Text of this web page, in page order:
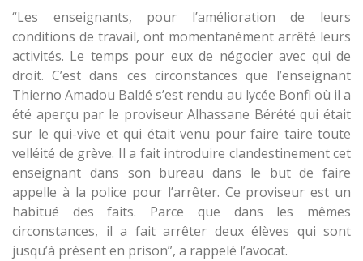
“Les enseignants, pour l’amélioration de leurs
conditions de travail, ont momentanément arrêté leurs
activités. Le temps pour eux de négocier avec qui de
droit. C’est dans ces circonstances que l’enseignant
Thierno Amadou Baldé s’est rendu au lycée Bonfi où il a
été aperçu par le proviseur Alhassane Bérété qui était
sur le qui-vive et qui était venu pour faire taire toute
velléité de grève. Il a fait introduire clandestinement cet
enseignant dans son bureau dans le but de faire
appelle à la police pour l’arrêter. Ce proviseur est un
habitué des faits. Parce que dans les mêmes
circonstances, il a fait arrêter deux élèves qui sont
jusqu’à présent en prison”, a rappelé l’avocat.